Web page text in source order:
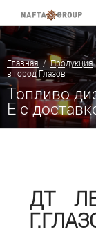
Главная /Продукция
в город Глазов
Топливо
E с
ДТ